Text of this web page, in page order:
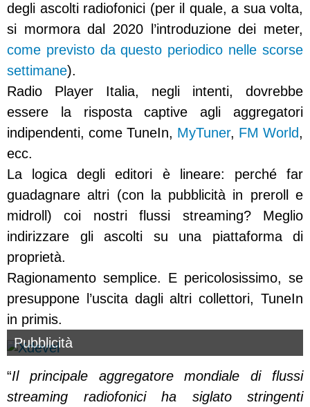
degli ascolti radiofonici (per il quale, a sua volta,
si mormora dal 2020 l’introduzione dei meter,
come previsto da questo periodico nelle scorse
settimane).
Radio Player Italia, negli intenti, dovrebbe
essere la risposta captive agli aggregatori
indipendenti, come TuneIn, MyTuner, FM World,
ecc.
La logica degli editori è lineare: perché far
guadagnare altri (con la pubblicità in preroll e
midroll) coi nostri flussi streaming? Meglio
indirizzare gli ascolti su una piattaforma di
proprietà.
Ragionamento semplice. E pericolosissimo, se
presuppone l’uscita dagli altri collettori, TuneIn
in primis.
Pubblicità
“Il principale aggregatore mondiale di flussi
streaming radiofonici ha siglato stringenti